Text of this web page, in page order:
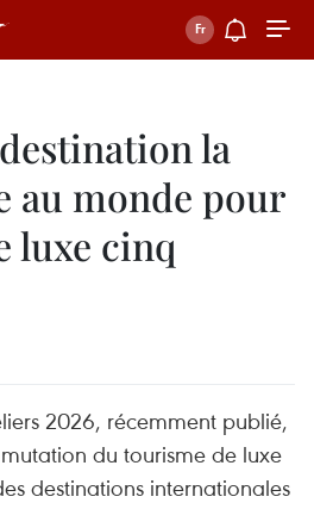
la
au monde pour
luxe cinq
2026, récemment publié,
du tourisme de luxe
destinations internationales